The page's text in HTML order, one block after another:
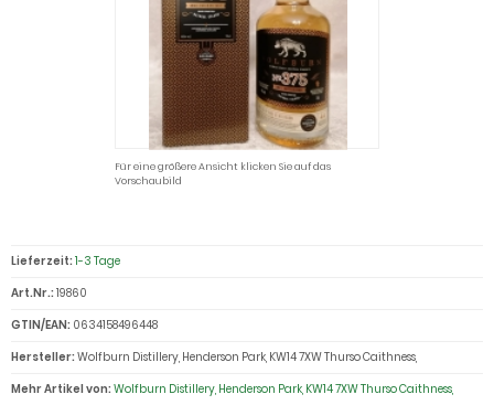
Für eine größere Ansicht klicken Sie auf das
Vorschaubild
Lieferzeit: 1-3 Tage
Art.Nr.: 19860
GTIN/EAN: 0634158496448
Hersteller: Wolfburn Distillery, Henderson Park, KW14 7XW Thurso Caithness,
Mehr Artikel von: Wolfburn Distillery, Henderson Park, KW14 7XW Thurso Caithness,